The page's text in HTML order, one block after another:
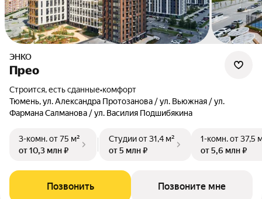
ЭНКО
Прео
Строится, есть сданные•комфорт
Тюмень, ул. Александра Протозанова / ул. Вьюжная / ул.
Фармана Салманова / ул. Василия Подшибякина
3-комн.от 75 м²
от 10,3 млн ₽
Студииот 31,4 м²
от 5 млн ₽
1-комн.от 37,5
от 5,6 млн ₽
Позвонить Позвоните мне